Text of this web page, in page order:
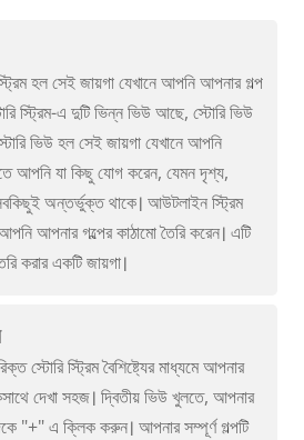
হল সেই জায়গা যেখানে আপনি আপনার গল্প
স্ট্রিম-এ দুটি ভিন্ন ভিউ আছে, স্টোরি ভিউ
ভিউ হল সেই জায়গা যেখানে আপনি
আপনি যা কিছু যোগ করেন, যেমন দৃশ্য,
অন্তর্ভুক্ত থাকে। আউটলাইন স্ট্রিম
আপনার গল্পের কাঠামো তৈরি করেন। এটি
করার একটি জায়গা।
স্ট্রিম বৈশিষ্ট্যের মাধ্যমে আপনার
দেখা সহজ। দ্বিতীয় ভিউ খুলতে, আপনার
"+" এ ক্লিক করুন। আপনার সম্পূর্ণ গল্পটি